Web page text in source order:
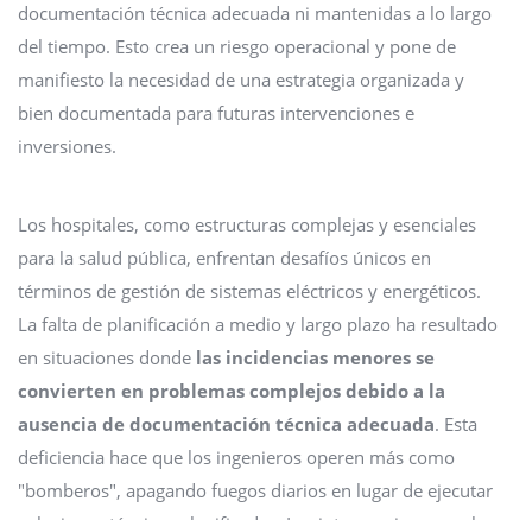
documentación técnica adecuada ni mantenidas a lo largo
del tiempo. Esto crea un riesgo operacional y pone de
manifiesto la necesidad de una estrategia organizada y
bien documentada para futuras intervenciones e
inversiones.
Los hospitales, como estructuras complejas y esenciales
para la salud pública, enfrentan desafíos únicos en
términos de gestión de sistemas eléctricos y energéticos.
La falta de planificación a medio y largo plazo ha resultado
en situaciones donde las incidencias menores se
convierten en problemas complejos debido a la
ausencia de documentación técnica adecuada. Esta
deficiencia hace que los ingenieros operen más como
"bomberos", apagando fuegos diarios en lugar de ejecutar